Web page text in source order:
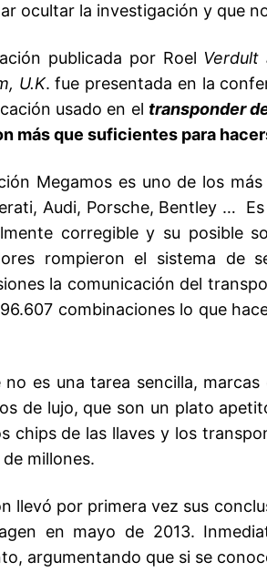
ocultar la investigación y que
publicada por Roel
U.K. fue presentada en la
usado en el transponder
más que suficientes para
Megamos es uno de los
Audi, Porsche, Bentley …
corregible y su posible
rompieron el sistema de
la comunicación del
combinaciones lo que
es una tarea sencilla,
de lujo, que son un plato
chips de las llaves y los
millones.
llevó por primera vez sus
en mayo de 2013.
argumentando que si se